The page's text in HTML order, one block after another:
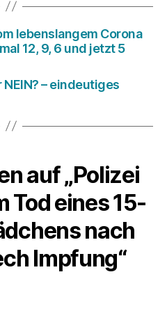
lebenslangem Corona
12, 9, 6 und jetzt 5
– eindeutiges
auf „Polizei
Tod eines 15-
nach
Impfung“